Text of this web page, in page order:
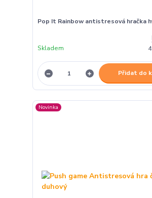
Pop It Rainbow antistresová hračka
Skladem
Přidat do
Novinka